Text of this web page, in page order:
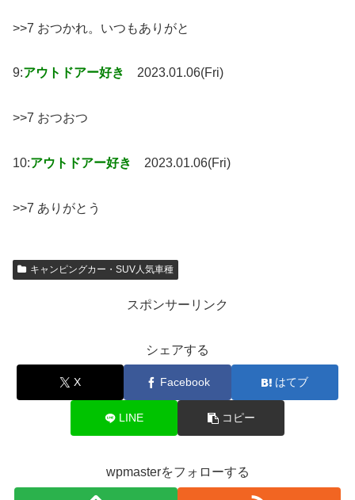
>>7 おつかれ。いつもありがと
9:アウトドアー好き 2023.01.06(Fri)
>>7 おつおつ
10:アウトドアー好き 2023.01.06(Fri)
>>7 ありがとう
キャンピングカー・SUV人気車種
スポンサーリンク
シェアする
X Facebook はてブ
LINE コピー
wpmasterをフォローする